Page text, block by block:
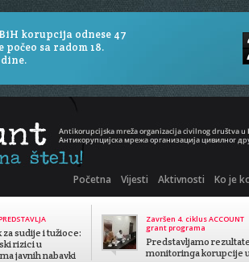
korupcija odnese 47
sa radom 18.
Početna Vijesti Aktivnosti Ko je
sudije i tužioce:
rizici u
javnih nabavki
Završen 4. ciklus ACCOUNT
grant programa
Predstavljamo
monitoringa korupcije